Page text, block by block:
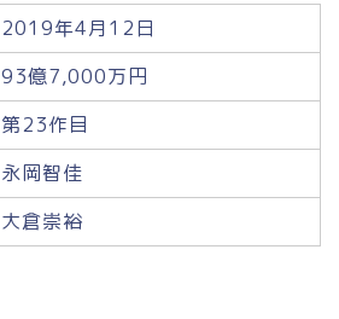
2019年4月12日
93億7,000万円
第23作目
永岡智佳
大倉崇裕